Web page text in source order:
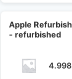
Apple
- refurbished